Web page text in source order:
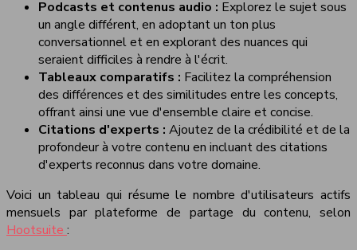
Podcasts et contenus audio : Explorez le sujet sous
un angle différent, en adoptant un ton plus
conversationnel et en explorant des nuances qui
seraient difficiles à rendre à l'écrit.
Tableaux comparatifs : Facilitez la compréhension
des différences et des similitudes entre les concepts,
offrant ainsi une vue d'ensemble claire et concise.
Citations d'experts : Ajoutez de la crédibilité et de la
profondeur à votre contenu en incluant des citations
d'experts reconnus dans votre domaine.
Voici un tableau qui résume le nombre d'utilisateurs actifs
mensuels par plateforme de partage du contenu, selon
Hootsuite :